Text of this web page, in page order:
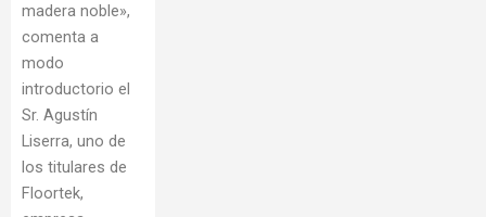
madera noble»,
comenta a
modo
introductorio el
Sr. Agustín
Liserra, uno de
los titulares de
Floortek,